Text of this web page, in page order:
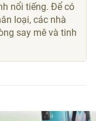
nổi tiếng. Để có
loại, các nhà
say mê và tinh